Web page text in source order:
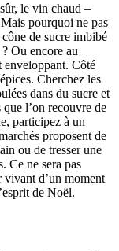
le vin chaud –
pourquoi ne pas
de sucre imbibé
Ou encore au
enveloppant. Côté
Cherchez les
dans du sucre et
l’on recouvre de
participez à un
proposent de
ou de tresser une
Ce ne sera pas
vivant d’un moment
de Noël.